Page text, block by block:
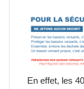
En effet, les